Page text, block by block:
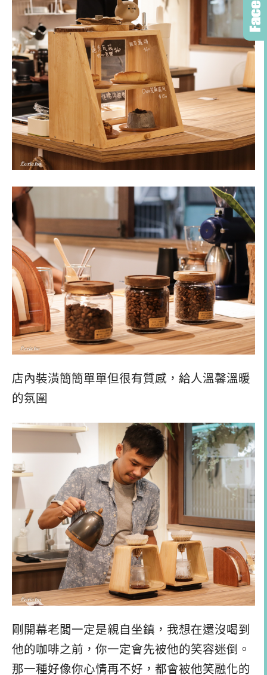
店內裝潢簡簡單單但很有質感，給人溫馨溫暖
的氛圍
剛開幕老闆一定是親自坐鎮，我想在還沒喝到
他的咖啡之前，你一定會先被他的笑容迷倒。
那一種好像你心情再不好，都會被他笑融化的